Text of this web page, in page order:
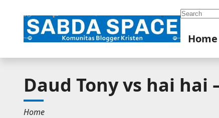
Search
Home
Daud Tony vs hai
Home